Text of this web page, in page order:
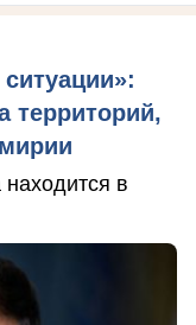
территорий,
в